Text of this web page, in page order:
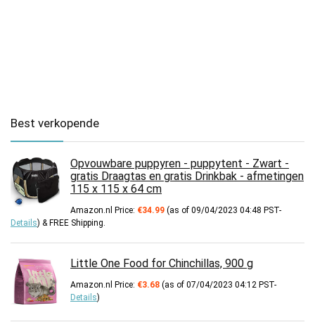
Best verkopende
Opvouwbare puppyren - puppytent - Zwart -
gratis Draagtas en gratis Drinkbak - afmetingen
115 x 115 x 64 cm
Amazon.nl Price: €34.99 (as of 09/04/2023 04:48 PST-
Details) & FREE Shipping.
Little One Food for Chinchillas, 900 g
Amazon.nl Price: €3.68 (as of 07/04/2023 04:12 PST-
Details)